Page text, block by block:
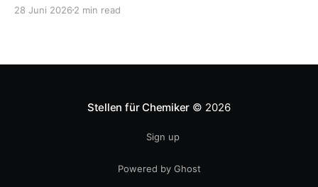
entwickeln. Diese Strategie ist von Toyota bekannt,
28 Juni 2026 2 min read
Stellen für Chemiker © 2026
Sign up
Powered by Ghost